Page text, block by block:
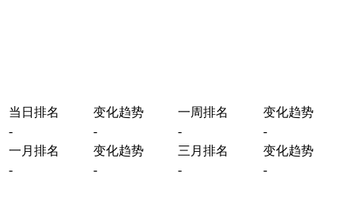
当日排名 变化趋势 一周排名
变化趋势
-
- -
-
一月排名
变化趋势 三月排名
变化趋势
-
- - -